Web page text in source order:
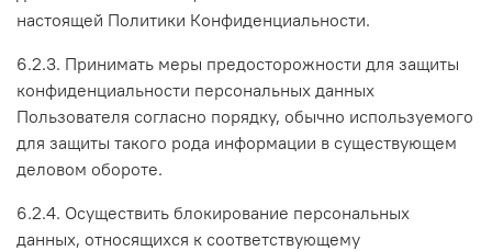
настоящей Политики Конфиденциальности.
6.2.3. Принимать меры предосторожности для защиты
конфиденциальности персональных данных
Пользователя согласно порядку, обычно используемого
для защиты такого рода информации в существующем
деловом обороте.
6.2.4. Осуществить блокирование персональных
данных, относящихся к соответствующему